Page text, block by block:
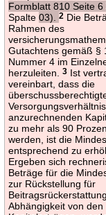
Formblatt 810 Seite 6
Spalte03).2 Die
Rahmen des
Gutachtens gemäß §
Nummer 4 im
herzuleiten.3 Ist
vereinbart, dass die
anzurechnenden
zu mehr als 90
werden, ist die
entsprechend zu
Ergeben sich
Beträge für die
zur Rückstellung für
Abhängigkeit von den